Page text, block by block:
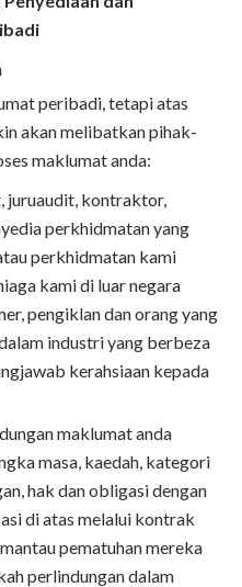
peribadi, tetapi atas
akan melibatkan pihak-
maklumat anda:
juruaudit, kontraktor,
perkhidmatan yang
perkhidmatan kami
kami di luar negara
pengiklan dan orang yang
industri yang berbeza
kerahsiaan kepada
maklumat anda
masa, kaedah, kategori
hak dan obligasi dengan
di atas melalui kontrak
pematuhan mereka
perlindungan dalam